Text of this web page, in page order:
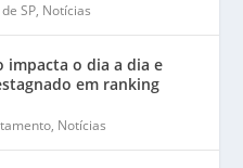
SP, Notícias
impacta o dia a dia e
em ranking
, Notícias